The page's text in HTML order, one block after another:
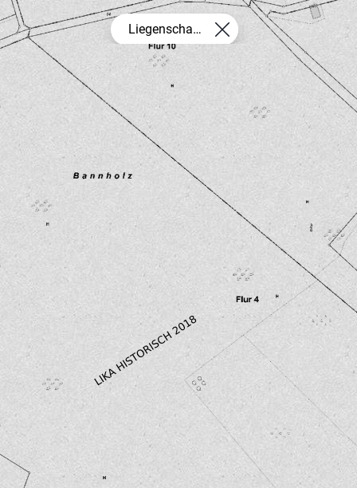
Liegenschaftskarte 01.01.2018